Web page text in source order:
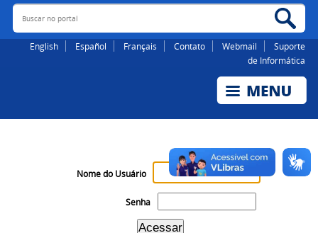
Buscar no portal
English Español Français Contato Webmail
Suporte
de Informática
Nome do Usuário
Senha